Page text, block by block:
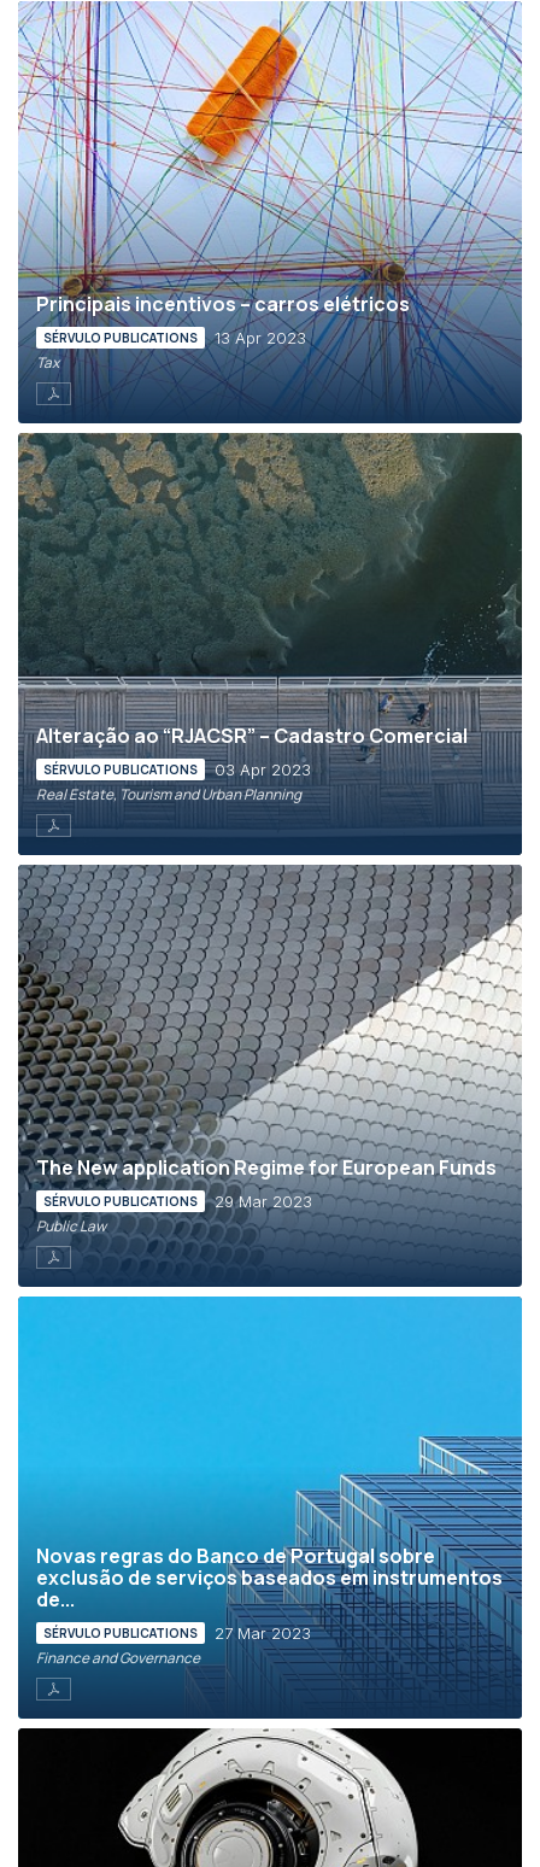
Principais incentivos – carros elétricos
SÉRVULO PUBLICATIONS 13 Apr 2023
Tax
Alteração ao “RJACSR” – Cadastro Comercial
SÉRVULO PUBLICATIONS 03 Apr 2023
Real Estate, Tourism and Urban Planning
The New application Regime for European Funds
SÉRVULO PUBLICATIONS 29 Mar 2023
Public Law
Novas regras do Banco de Portugal sobre
exclusão de serviços baseados em instrumentos
de...
SÉRVULO PUBLICATIONS 27 Mar 2023
Finance and Governance